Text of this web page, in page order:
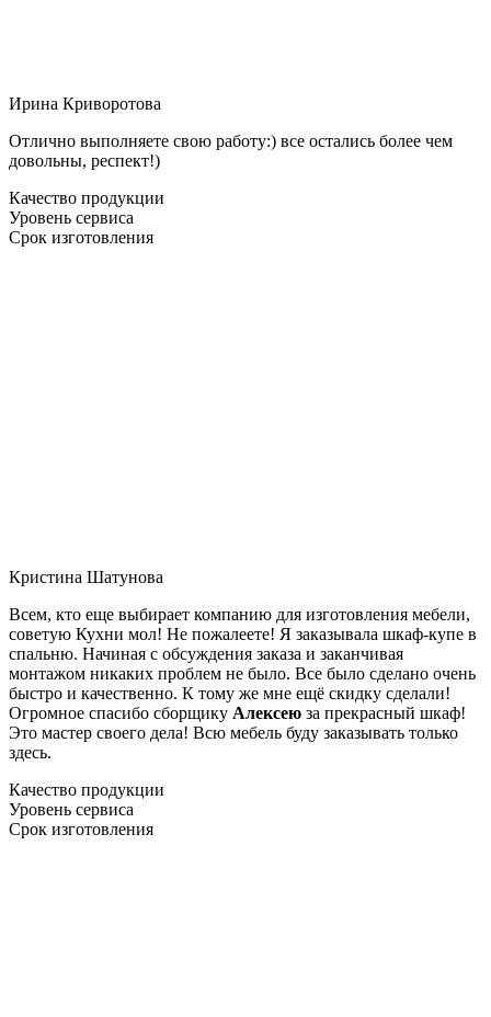
Ирина Криворотова
Отлично выполняете свою работу:) все остались более чем
довольны, респект!)
Качество продукции
Уровень сервиса
Срок изготовления
Кристина Шатунова
Всем, кто еще выбирает компанию для изготовления мебели,
советую Кухни мол! Не пожалеете! Я заказывала шкаф-купе в
спальню. Начиная с обсуждения заказа и заканчивая
монтажом никаких проблем не было. Все было сделано очень
быстро и качественно. К тому же мне ещё скидку сделали!
Огромное спасибо сборщику Алексею за прекрасный шкаф!
Это мастер своего дела! Всю мебель буду заказывать только
здесь.
Качество продукции
Уровень сервиса
Срок изготовления